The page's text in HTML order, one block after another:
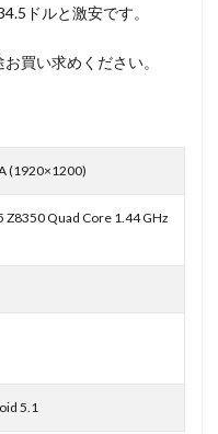
ドルと激安です。
買い求めください。
(1920×1200)
Z8350 Quad Core 1.44 GHz
5.1